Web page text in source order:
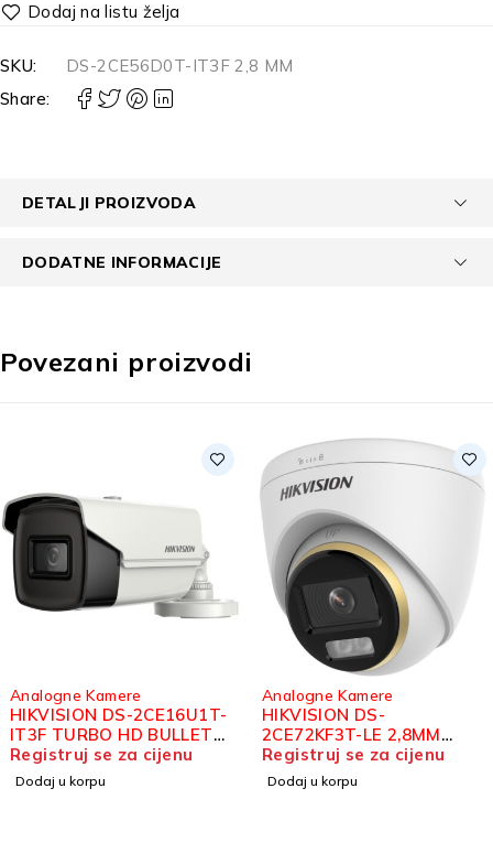
Alternative:
SKU:
DS-2CE56D0T-IT3F 2,8 MM
Share:
DETALJI PROIZVODA
DODATNE INFORMACIJE
Povezani proizvodi
Analogne Kamere
HIKVISION DS-2CE16U1T-
IT3F TURBO HD BULLET
KAMERA 8MP
Registruj se za cijenu
Dodaj u korpu
Analogne Kamere
HIKVISION DS-
2CE72KF3T-LE 2,8MM
COLORVU DOME KAMERA
3K
Registruj se za cijenu
Dodaj u korpu